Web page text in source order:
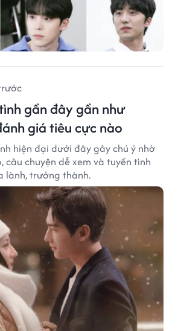
gần đây gần như
giá tiêu cực nào
hiện đại dưới đây gây chú ý nhờ
câu chuyện dễ xem và tuyến tình
lành, trưởng thành.